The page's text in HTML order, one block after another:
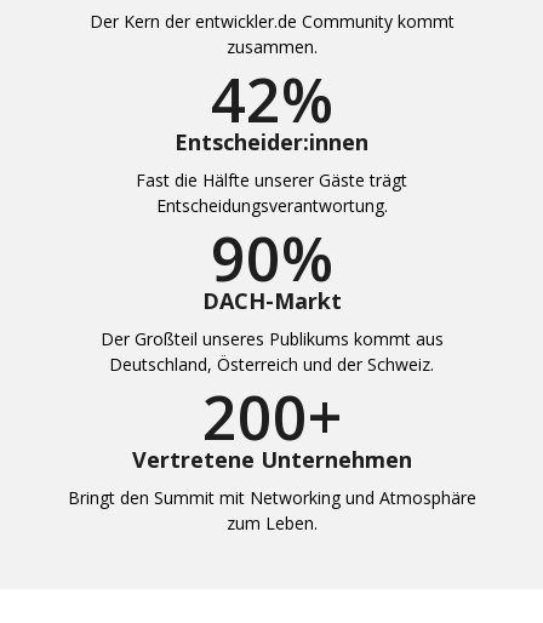
Der Kern der entwickler.de Community kommt
zusammen.
42%
Entscheider:innen
Fast die Hälfte unserer Gäste trägt
Entscheidungsverantwortung.
90%
DACH-Markt
Der Großteil unseres Publikums kommt aus
Deutschland, Österreich und der Schweiz.
200+
Vertretene Unternehmen
Bringt den Summit mit Networking und Atmosphäre
zum Leben.